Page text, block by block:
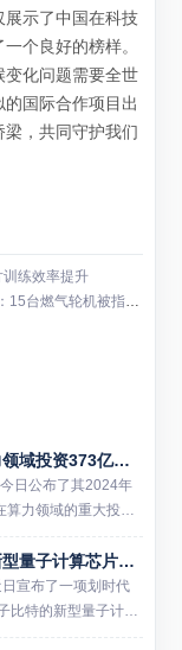
展示了中国在科技
个良好的榜样。
变化问题需要全世
国际合作项目出
，共同守护我们
练效率提升
气轮机被指排放超标
中国移动：计划今年在算力领域投资373亿元，对推理资源的投资不设上限
日公布了其2024年
算力领域的重大投资
年总营收达到了1.0
利润总额为178...微软引领量子计算革命：新型量子计算芯片Majorana 1问世
宣布了一项划时代
特的新型量子计算
不仅代表了微软在